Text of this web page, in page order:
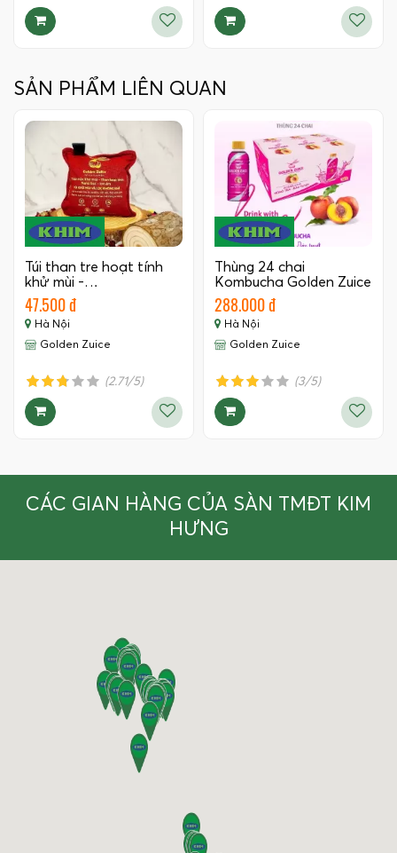
SẢN PHẨM LIÊN QUAN
Túi than tre hoạt tính
khử mùi -…
47.500 đ
Hà Nội
Golden Zuice
(2.71/5)
Thùng 24 chai
Kombucha Golden Zuice
350 ML
288.000 đ
Hà Nội
Golden Zuice
(3/5)
CÁC GIAN HÀNG CỦA SÀN TMĐT KIM
HƯNG